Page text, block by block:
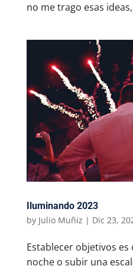
no me trago esas
Iluminando 2023
by Julio Muñiz | Dic 23,
Establecer objetivos
noche o subir una